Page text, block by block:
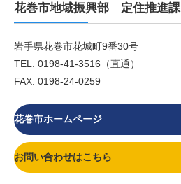
花巻市地域振興部 定住推進課
岩手県花巻市花城町9番30号
TEL. 0198-41-3516（直通）
FAX. 0198-24-0259
花巻市ホームページ
お問い合わせはこちら